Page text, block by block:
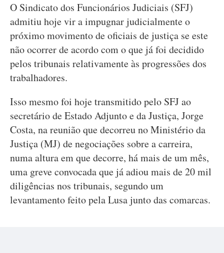
O Sindicato dos Funcionários Judiciais (SFJ)
admitiu hoje vir a impugnar judicialmente o
próximo movimento de oficiais de justiça se este
não ocorrer de acordo com o que já foi decidido
pelos tribunais relativamente às progressões dos
trabalhadores.
Isso mesmo foi hoje transmitido pelo SFJ ao
secretário de Estado Adjunto e da Justiça, Jorge
Costa, na reunião que decorreu no Ministério da
Justiça (MJ) de negociações sobre a carreira,
numa altura em que decorre, há mais de um mês,
uma greve convocada que já adiou mais de 20 mil
diligências nos tribunais, segundo um
levantamento feito pela Lusa junto das comarcas.